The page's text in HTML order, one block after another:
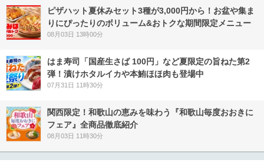
ピザハット夏休みセット3種が3,000円から！お盆や集ま
りにぴったりのボリューム&おトクな期間限定メニュー
08月03日 13時00分
はま寿司「国産生さば 100円」など夏限定の旨ねた第2
弾！漬けホタルイカや本鮪ほほ肉も登場中
07月31日 11時30分
関西限定！和歌山の恵みを味わう『和歌山毎度おおきに
フェア』全商品徹底紹介
08月03日 11時30分